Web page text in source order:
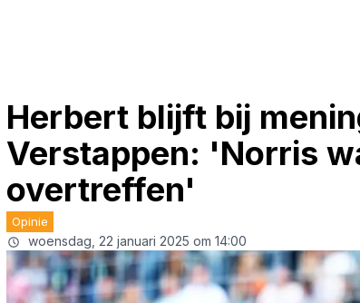
Herbert blijft bij
Verstappen: 'Norris
overtreffen'
Opinie
woensdag, 22 januari 2025 om 14:00